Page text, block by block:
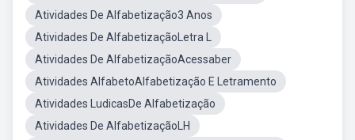
Atividades De Alfabetização3 Anos
Atividades De AlfabetizaçãoLetra L
Atividades De AlfabetizaçãoAcessaber
Atividades AlfabetoAlfabetização E Letramento
Atividades LudicasDe Alfabetização
Atividades De AlfabetizaçãoLH